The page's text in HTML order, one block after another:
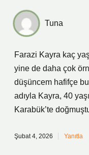
Tuna
Farazi Kayra kaç
yine de daha çok
düşüncem hafifçe
adıyla Kayra, 40
Karabük’te
Şubat 4, 2026 Yanıtla